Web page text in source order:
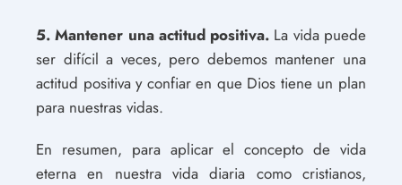
5. Mantener una actitud positiva. La vida puede
ser difícil a veces, pero debemos mantener una
actitud positiva y confiar en que Dios tiene un plan
para nuestras vidas.
En resumen, para aplicar el concepto de vida
eterna en nuestra vida diaria como cristianos,